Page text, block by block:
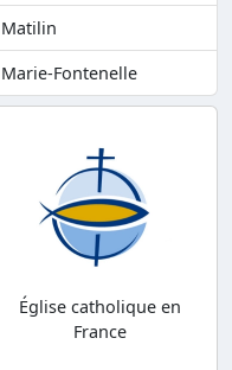
Matilin
Marie-Fontenelle
Église catholique en
France